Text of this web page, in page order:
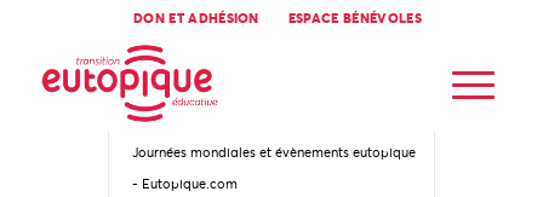
DON ET ADHÉSION ESPACE BÉNÉVOLES
Accueil
Journées mondiales et évènements eutopique
- Eutopique.com